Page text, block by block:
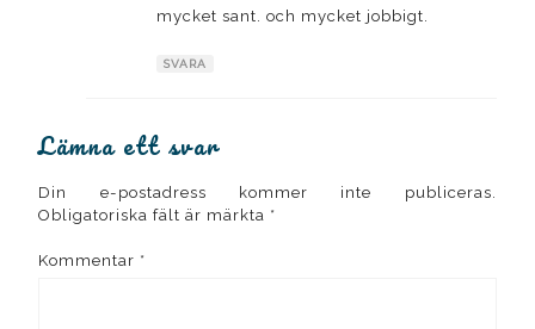
mycket sant. och mycket jobbigt.
SVARA
Lämna ett svar
Din e-postadress kommer inte publiceras.
Obligatoriska fält är märkta *
Kommentar *